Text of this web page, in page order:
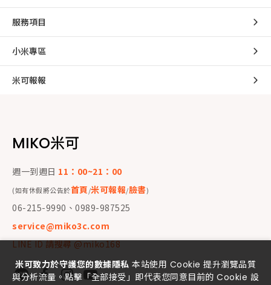
服務項目
小米專區
米可報報
MIKO米可
週一到週日 11：00~21：00
(如有休假將公告於首頁/米可報報/臉書)
06-215-9990、0989-987525
service@miko3c.com
LINE ID 請搜尋 @miko168
米可致力於守護您的數據隱私 本站使用 Cookie 提升瀏覽品質
與分析流量。點擊「全部接受」即代表您同意目前的 Cookie 設